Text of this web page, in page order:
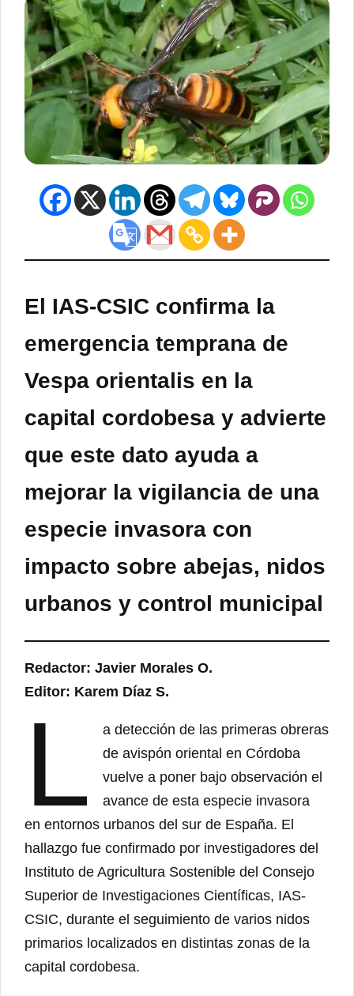
El IAS-CSIC confirma la
emergencia temprana de
Vespa orientalis en la
capital cordobesa y advierte
que este dato ayuda a
mejorar la vigilancia de una
especie invasora con
impacto sobre abejas, nidos
urbanos y control municipal
Redactor: Javier Morales O.
Editor: Karem Díaz S.
L
a detección de las primeras obreras
de avispón oriental en Córdoba
vuelve a poner bajo observación el
avance de esta especie invasora
en entornos urbanos del sur de España. El
hallazgo fue confirmado por investigadores del
Instituto de Agricultura Sostenible del Consejo
Superior de Investigaciones Científicas, IAS-
CSIC, durante el seguimiento de varios nidos
primarios localizados en distintas zonas de la
capital cordobesa.